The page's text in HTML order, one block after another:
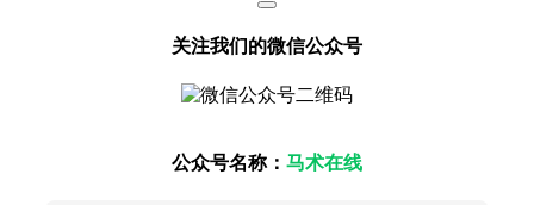
关注我们的微信公众号
公众号名称： 马术在线